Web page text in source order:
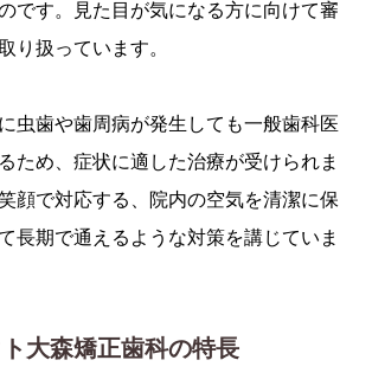
です。見た目が気になる方に向けて審
り扱っています。
虫歯や歯周病が発生しても一般歯科医
ため、症状に適した治療が受けられま
顔で対応する、院内の空気を清潔に保
長期で通えるような対策を講じていま
大森矯正歯科の特長